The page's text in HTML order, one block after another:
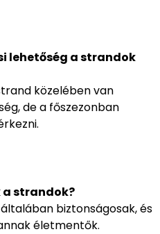
lehetőség a strandok
közelében van
de a főszezonban
strandok?
biztonságosak, és
életmentők.